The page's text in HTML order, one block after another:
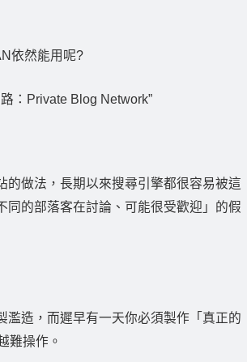
依然能用呢?
：Private Blog Network”
做法，長期以來搜尋引擎都很容易被這
的部落客在討論、可能很受歡迎」的假
造，而遲早有一天你必須製作「真正的
難操作。